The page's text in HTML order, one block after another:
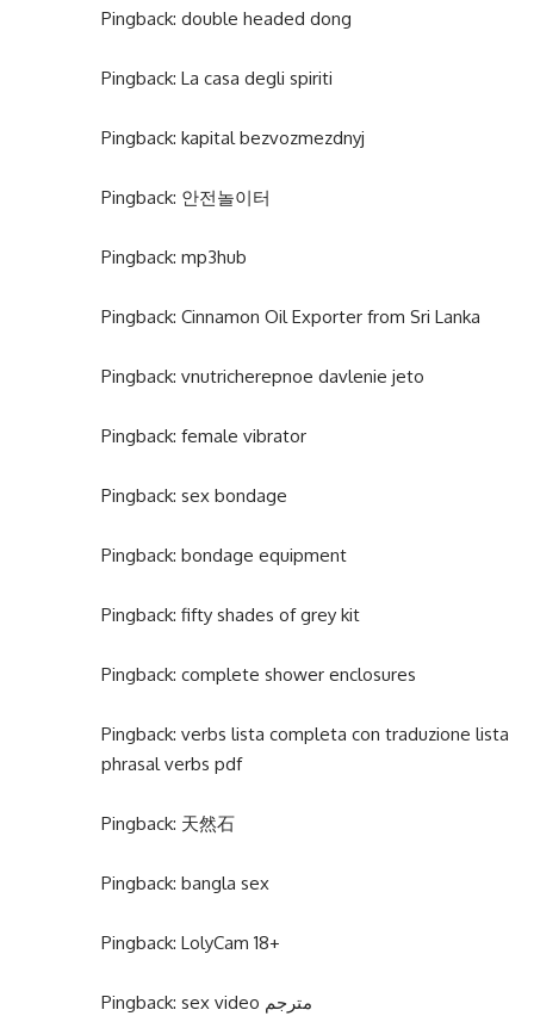
Pingback: double headed dong
Pingback: La casa degli spiriti
Pingback: kapital bezvozmezdnyj
Pingback: 안전놀이터
Pingback: mp3hub
Pingback: Cinnamon Oil Exporter from Sri Lanka
Pingback: vnutricherepnoe davlenie jeto
Pingback: female vibrator
Pingback: sex bondage
Pingback: bondage equipment
Pingback: fifty shades of grey kit
Pingback: complete shower enclosures
Pingback: verbs lista completa con traduzione lista
phrasal verbs pdf
Pingback: 天然石
Pingback: bangla sex
Pingback: LolyCam 18+
Pingback: sex video مترجم